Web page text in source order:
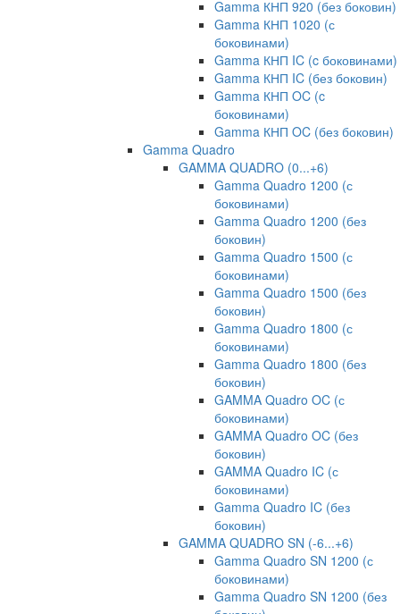
Gamma КНП 920 (без боковин)
Gamma КНП 1020 (с
боковинами)
Gamma КНП IC (c боковинами)
Gamma КНП IC (без боковин)
Gamma КНП OC (c
боковинами)
Gamma КНП OC (без боковин)
Gamma Quadro
GAMMA QUADRO (0...+6)
Gamma Quadro 1200 (с
боковинами)
Gamma Quadro 1200 (без
боковин)
Gamma Quadro 1500 (с
боковинами)
Gamma Quadro 1500 (без
боковин)
Gamma Quadro 1800 (с
боковинами)
Gamma Quadro 1800 (без
боковин)
GAMMA Quadro OC (с
боковинами)
GAMMA Quadro OC (без
боковин)
GAMMA Quadro IC (с
боковинами)
Gamma Quadro IC (без
боковин)
GAMMA QUADRO SN (-6...+6)
Gamma Quadro SN 1200 (с
боковинами)
Gamma Quadro SN 1200 (без